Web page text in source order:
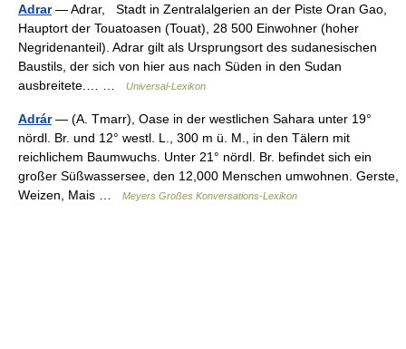
Adrar— Adrar, Stadt in Zentralalgerien an der Piste Oran Gao,
Hauptort der Touatoasen (Touat), 28 500 Einwohner (hoher
Negridenanteil). Adrar gilt als Ursprungsort des sudanesischen
Baustils, der sich von hier aus nach Süden in den Sudan
ausbreitete.… …
Universal-Lexikon
Adrár— (A. Tmarr), Oase in der westlichen Sahara unter 19°
nördl. Br. und 12° westl. L., 300 m ü. M., in den Tälern mit
reichlichem Baumwuchs. Unter 21° nördl. Br. befindet sich ein
großer Süßwassersee, den 12,000 Menschen umwohnen. Gerste,
Weizen, Mais …
Meyers Großes Konversations-Lexikon